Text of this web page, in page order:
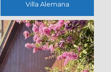
Villa Alemana